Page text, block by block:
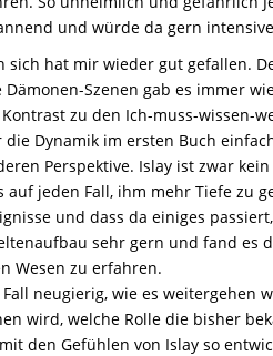
und würde da gern
sich hat mir wieder gut gefallen.
Dämonen-Szenen gab es immer
zu den Ich-muss-wissen-
Dynamik im ersten Buch
Perspektive. Islay ist zwar
auf jeden Fall, ihm mehr Tiefe zu
und dass da einiges
sehr gern und fand es
Wesen zu erfahren.
neugierig, wie es weitergehen
wird, welche Rolle die bisher
den Gefühlen von Islay so